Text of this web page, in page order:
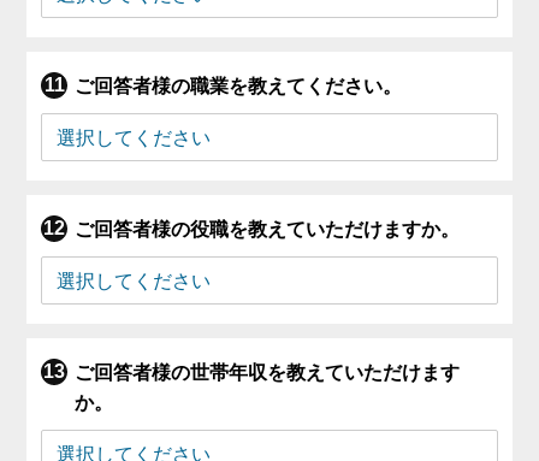
ご回答者様の職業を教えてください。
ご回答者様の役職を教えていただけますか。
ご回答者様の世帯年収を教えていただけます
か。